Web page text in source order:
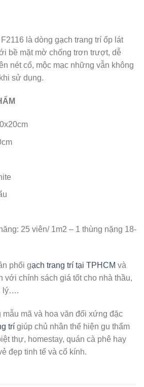
là dòng gạch trang trí ốp lát
bề mặt mờ chống trơn trượt, dễ
nét cổ, mộc mạc những vẫn không
sử dụng.
25 viên/ 1m2 – 1 thùng nặng 18-
phối gạch trang trí tại TPHCM và
với chính sách giá tốt cho nhà thầu,
lý….
mã và hoa văn đối xứng đặc
trí giúp chủ nhân thể hiện gu thẩm
thự, homestay, quán cà phê hay
đẹp tinh tế và cổ kính.